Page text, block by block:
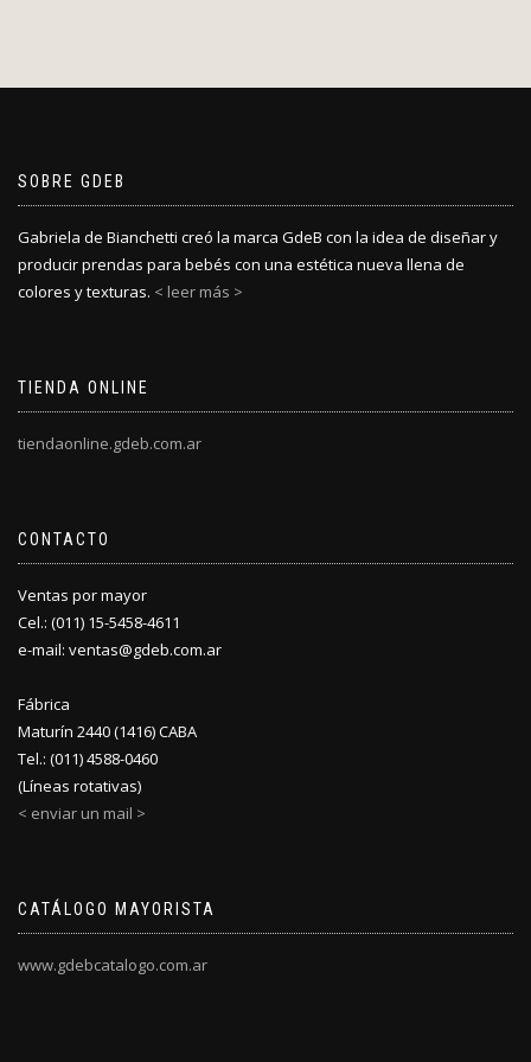
SOBRE GDEB
Gabriela de Bianchetti creó la marca GdeB con la idea de diseñar y
producir prendas para bebés con una estética nueva llena de
colores y texturas. < leer más >
TIENDA ONLINE
tiendaonline.gdeb.com.ar
CONTACTO
Ventas por mayor
Cel.: (011) 15-5458-4611
e-mail: ventas@gdeb.com.ar
Fábrica
Maturín 2440 (1416) CABA
Tel.: (011) 4588-0460
(Líneas rotativas)
< enviar un mail >
CATÁLOGO MAYORISTA
www.gdebcatalogo.com.ar